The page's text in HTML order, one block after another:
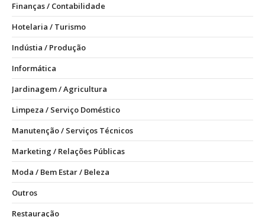
Finanças / Contabilidade
Hotelaria / Turismo
Indústia / Produção
Informática
Jardinagem / Agricultura
Limpeza / Serviço Doméstico
Manutenção / Serviços Técnicos
Marketing / Relações Públicas
Moda / Bem Estar / Beleza
Outros
Restauração